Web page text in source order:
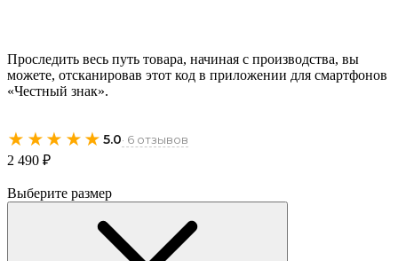
Проследить весь путь товара, начиная с производства, вы
можете, отсканировав этот код в приложении для смартфонов
«Честный знак».
★★★★★ 5.0· 6 отзывов
2 490 ₽
Выберите размер